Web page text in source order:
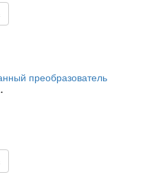
преобразователь